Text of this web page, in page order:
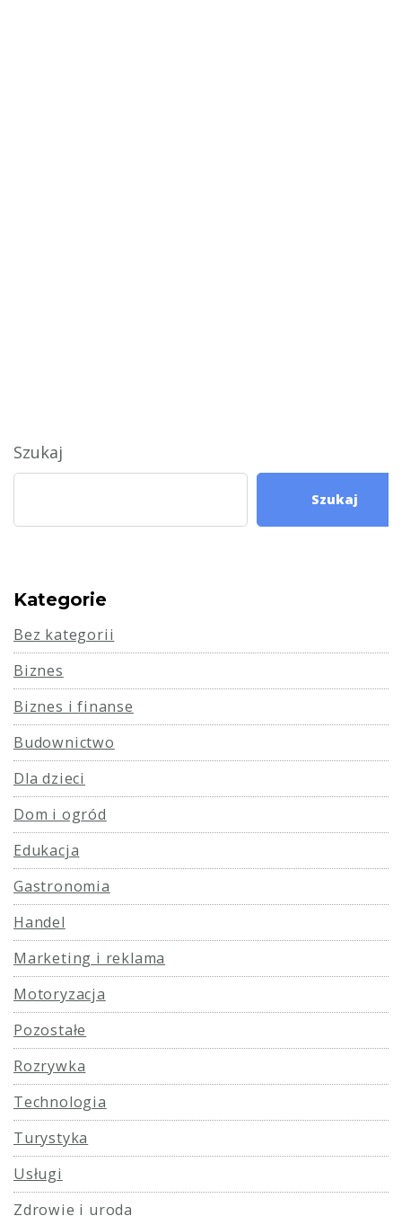
Szukaj
Szukaj
Kategorie
Bez kategorii
Biznes
Biznes i finanse
Budownictwo
Dla dzieci
Dom i ogród
Edukacja
Gastronomia
Handel
Marketing i reklama
Motoryzacja
Pozostałe
Rozrywka
Technologia
Turystyka
Usługi
Zdrowie i uroda